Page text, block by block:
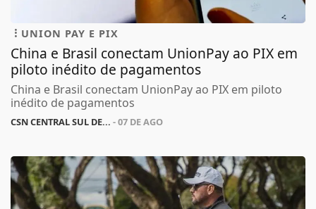
UNION PAY E PIX
China e Brasil conectam UnionPay ao PIX em
piloto inédito de pagamentos
China e Brasil conectam UnionPay ao PIX em piloto
inédito de pagamentos
CSN CENTRAL SUL DE... - 07 DE AGO